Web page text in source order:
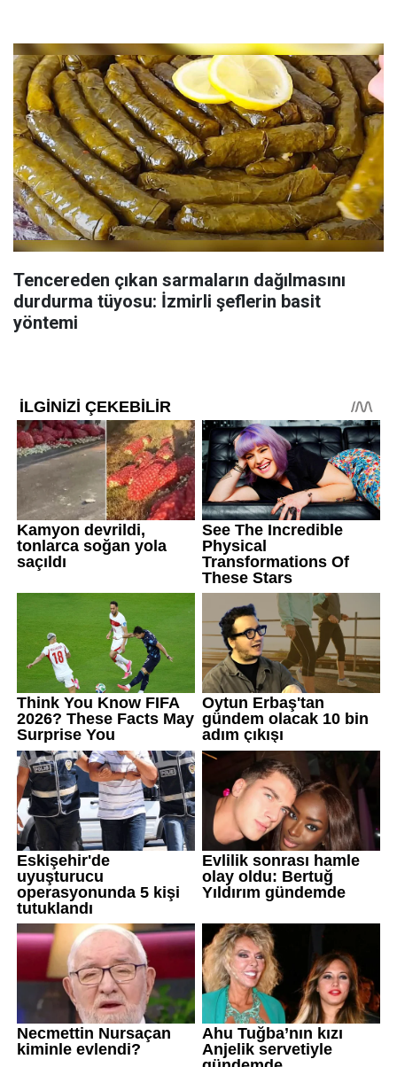
Tencereden çıkan sarmaların dağılmasını
durdurma tüyosu: İzmirli şeflerin basit
yöntemi